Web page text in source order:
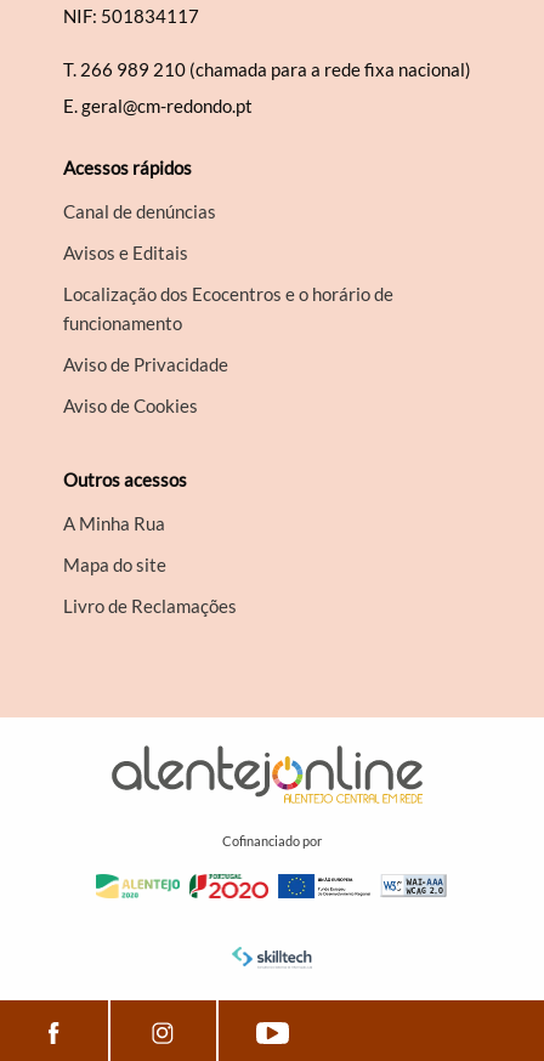
NIF: 501834117
T. 266 989 210 (chamada para a rede fixa nacional)
E.geral@cm-redondo.pt
Acessos rápidos
Canal de denúncias
Avisos e Editais
Localização dos Ecocentros e o horário de
funcionamento
Aviso de Privacidade
Aviso de Cookies
Outros acessos
A Minha Rua
Mapa do site
Livro de Reclamações
Cofinanciado por